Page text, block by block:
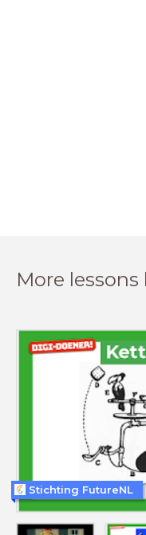
More
Stichting FutureNL